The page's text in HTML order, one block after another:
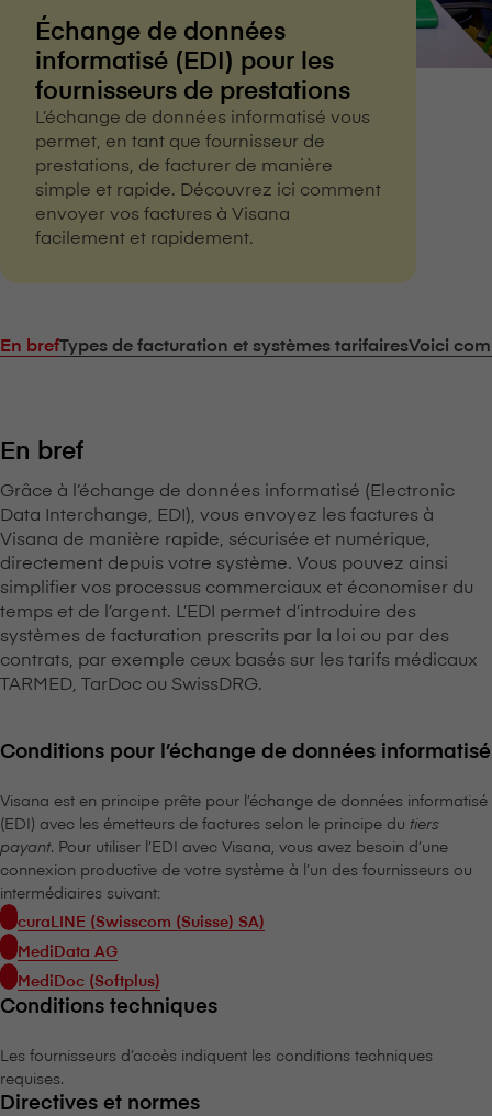
Échange de données
informatisé (EDI) pour les
fournisseurs de prestations
L’échange de données informatisé vous
permet, en tant que fournisseur de
prestations, de facturer de manière
simple et rapide. Découvrez ici comment
envoyer vos factures à V⁠i⁠s⁠a⁠n⁠a
facilement et rapidement.
En brefTypes de facturation et systèmes tarifairesVoici
En bref
Grâce à l’échange de données informatisé (Electronic
Data Interchange, EDI), vous envoyez les factures à
V⁠i⁠s⁠a⁠n⁠a de manière rapide, sécurisée et numérique,
directement depuis votre système. Vous pouvez ainsi
simplifier vos processus commerciaux et économiser du
temps et de l’argent. L’EDI permet d’introduire des
systèmes de facturation prescrits par la loi ou par des
contrats, par exemple ceux basés sur les tarifs médicaux
TARMED, TarDoc ou SwissDRG.
Conditions pour l’échange de données informatisé
V⁠i⁠s⁠a⁠n⁠a est en principe prête pour l’échange de données informatisé
(EDI) avec les émetteurs de factures selon le principe du tiers
payant. Pour utiliser l’EDI avec V⁠i⁠s⁠a⁠n⁠a, vous avez besoin d’une
connexion productive de votre système à l’un des fournisseurs ou
intermédiaires suivant:
curaLINE (Swisscom (Suisse) SA)
MediData AG
MediDoc (Softplus)
Conditions techniques
Les fournisseurs d’accès indiquent les conditions techniques
requises.
Directives et normes